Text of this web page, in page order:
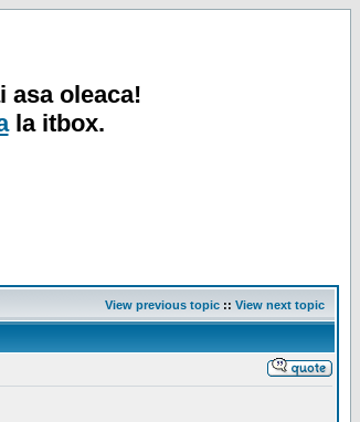
asa oleaca!
la itbox.
View previous topic :: View next topic